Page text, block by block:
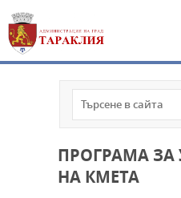
ПРОГРАМА ЗА
НА КМЕТА